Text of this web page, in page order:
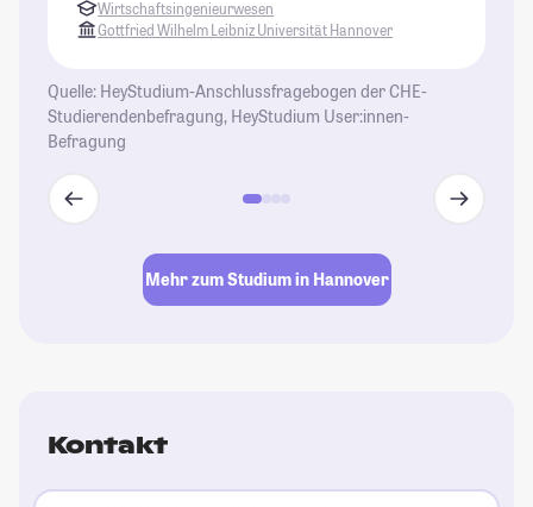
Wirtschaftsingenieurwesen
Gottfried Wilhelm Leibniz Universität Hannover
Quelle: HeyStudium-Anschlussfragebogen der CHE-
Studierendenbefragung, HeyStudium User:innen-
Befragung
Mehr zum Studium in Hannover
Kontakt